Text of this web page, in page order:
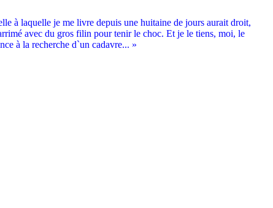
à laquelle je me livre depuis une huitaine de jours aurait droit,
avec du gros filin pour tenir le choc. Et je le tiens, moi, le
à la recherche d`un cadavre... »